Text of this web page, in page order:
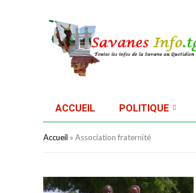
ACCUEIL POLITIQUE
Accueil » Association fraternité